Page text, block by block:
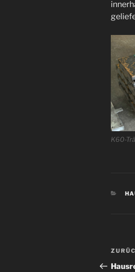
K60-